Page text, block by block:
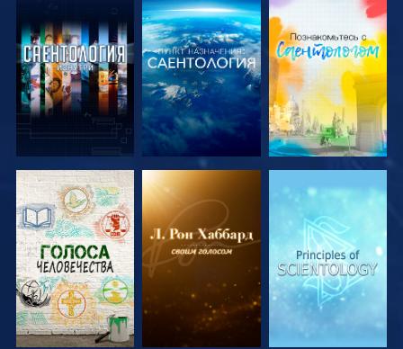
СМОТРЕТЬ
ПЕРЕДАЧИ
СМОТРЕТЬ
ПЕРЕДАЧИ
СМОТРЕТЬ
ПЕРЕДАЧИ